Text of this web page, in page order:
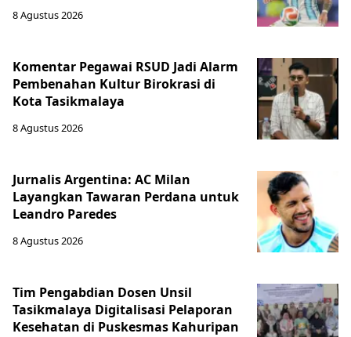
8 Agustus 2026
Komentar Pegawai RSUD Jadi Alarm
Pembenahan Kultur Birokrasi di
Kota Tasikmalaya
8 Agustus 2026
Jurnalis Argentina: AC Milan
Layangkan Tawaran Perdana untuk
Leandro Paredes
8 Agustus 2026
Tim Pengabdian Dosen Unsil
Tasikmalaya Digitalisasi Pelaporan
Kesehatan di Puskesmas Kahuripan